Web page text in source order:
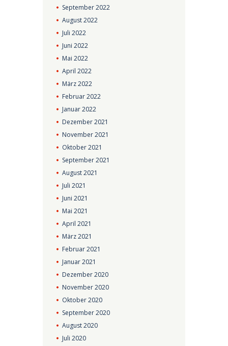
September2022
August2022
Juli2022
Juni2022
Mai2022
April2022
März2022
Februar2022
Januar2022
Dezember2021
November2021
Oktober2021
September2021
August2021
Juli2021
Juni2021
Mai2021
April2021
März2021
Februar2021
Januar2021
Dezember2020
November2020
Oktober2020
September2020
August2020
Juli2020